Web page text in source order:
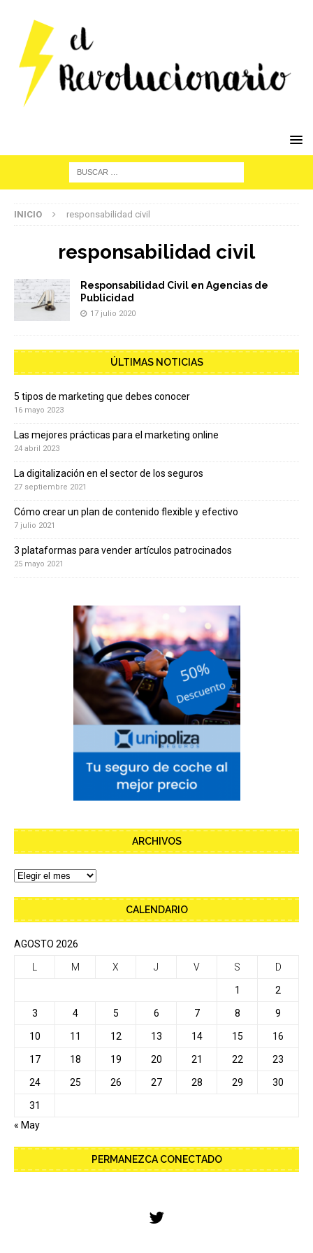
INICIO responsabilidad civil
responsabilidad civil
Responsabilidad Civil en Agencias de
Publicidad
17 julio 2020
ÚLTIMAS NOTICIAS
5 tipos de marketing que debes conocer
16 mayo 2023
Las mejores prácticas para el marketing online
24 abril 2023
La digitalización en el sector de los seguros
27 septiembre 2021
Cómo crear un plan de contenido flexible y efectivo
7 julio 2021
3 plataformas para vender artículos patrocinados
25 mayo 2021
ARCHIVOS
CALENDARIO
AGOSTO 2026
M X J V S D
1 2
3 4 5 6 7 8 9
10 11 12 13 14 15 16
17 18 19 20 21 22 23
24 25 26 27 28 29 30
31
« May
PERMANEZCA CONECTADO